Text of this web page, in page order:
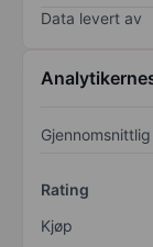
Data levert av
Rating
Kjøp